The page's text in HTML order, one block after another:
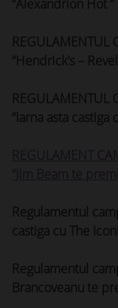
“Alexandrion Hot ”
REGULAMENTUL
“Hendrick’s –
REGULAMENTUL
“Iarna asta castiga
Regulamentul
castiga cu The
Regulamentul
Brancoveanu te